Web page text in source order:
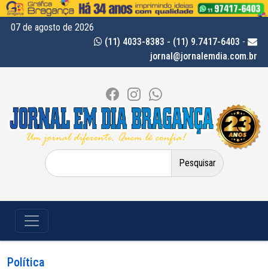
07 de agosto de 2026
(11) 4033-8383 - (11) 9.7417-6403 -
jornal@jornalemdia.com.br
Pesquisar
por:
Política